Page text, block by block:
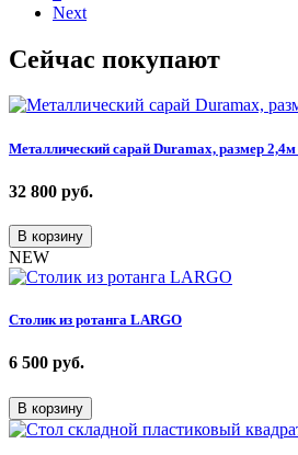
Next
Сейчас покупают
Металлический сарай Duramax, размер
32 800 руб.
В корзину
NEW
Столик из ротанга LARGO
6 500 руб.
В корзину